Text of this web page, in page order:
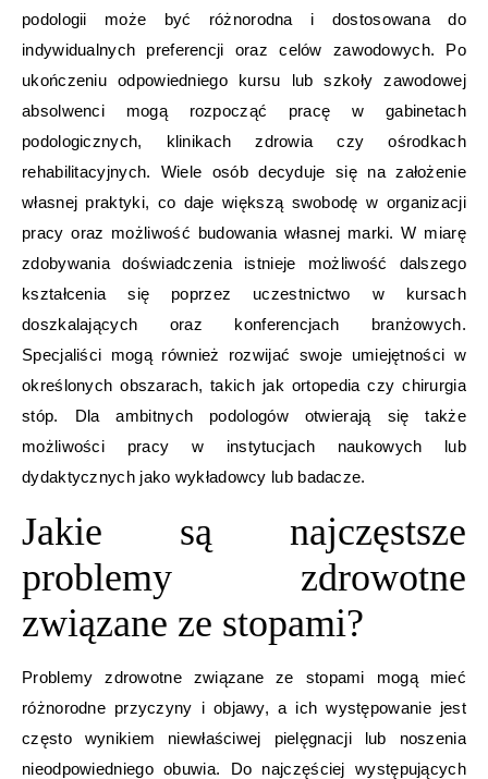
podologii może być różnorodna i dostosowana do
indywidualnych preferencji oraz celów zawodowych. Po
ukończeniu odpowiedniego kursu lub szkoły zawodowej
absolwenci mogą rozpocząć pracę w gabinetach
podologicznych, klinikach zdrowia czy ośrodkach
rehabilitacyjnych. Wiele osób decyduje się na założenie
własnej praktyki, co daje większą swobodę w organizacji
pracy oraz możliwość budowania własnej marki. W miarę
zdobywania doświadczenia istnieje możliwość dalszego
kształcenia się poprzez uczestnictwo w kursach
doszkalających oraz konferencjach branżowych.
Specjaliści mogą również rozwijać swoje umiejętności w
określonych obszarach, takich jak ortopedia czy chirurgia
stóp. Dla ambitnych podologów otwierają się także
możliwości pracy w instytucjach naukowych lub
dydaktycznych jako wykładowcy lub badacze.
Jakie są najczęstsze
problemy zdrowotne
związane ze stopami?
Problemy zdrowotne związane ze stopami mogą mieć
różnorodne przyczyny i objawy, a ich występowanie jest
często wynikiem niewłaściwej pielęgnacji lub noszenia
nieodpowiedniego obuwia. Do najczęściej występujących